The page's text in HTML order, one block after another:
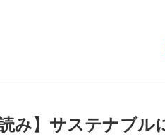
み】サステナブ